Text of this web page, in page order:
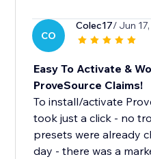
CO
Colec17/ Jun
Easy To Activate &
ProveSource Claims!
To install/activate
took just a click - no
presets were already
day - there was a